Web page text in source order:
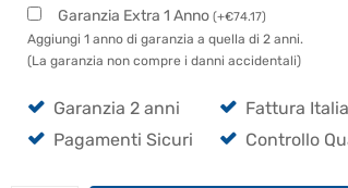
Garanzia Extra 1 Anno (+€74.17)
Aggiungi 1 anno di garanzia a quella di 2 anni.
(La garanzia non compre i danni accidentali)
Garanzia 2 anni
Fattura
Pagamenti Sicuri
Controllo